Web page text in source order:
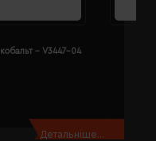
- V3447-04
Детальніше...